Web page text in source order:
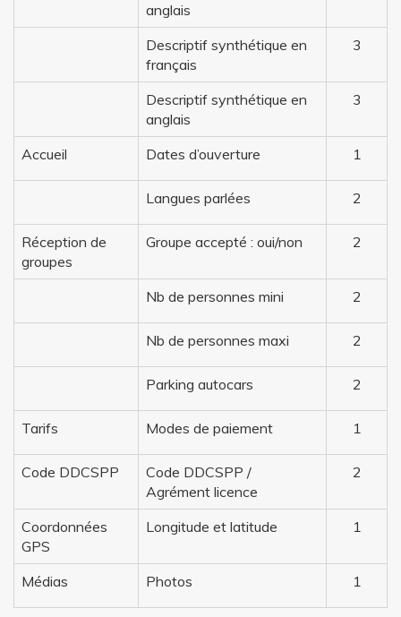
anglais
Descriptif synthétique en
français
3
Descriptif synthétique en
anglais
3
Accueil Dates d’ouverture 1
Langues parlées 2
Réception de
groupes
Groupe accepté : oui/non 2
Nb de personnes mini 2
Nb de personnes maxi 2
Parking autocars 2
Tarifs Modes de paiement 1
Code DDCSPP
Code DDCSPP /
Agrément licence
2
Coordonnées
GPS
Longitude et latitude 1
Médias Photos 1